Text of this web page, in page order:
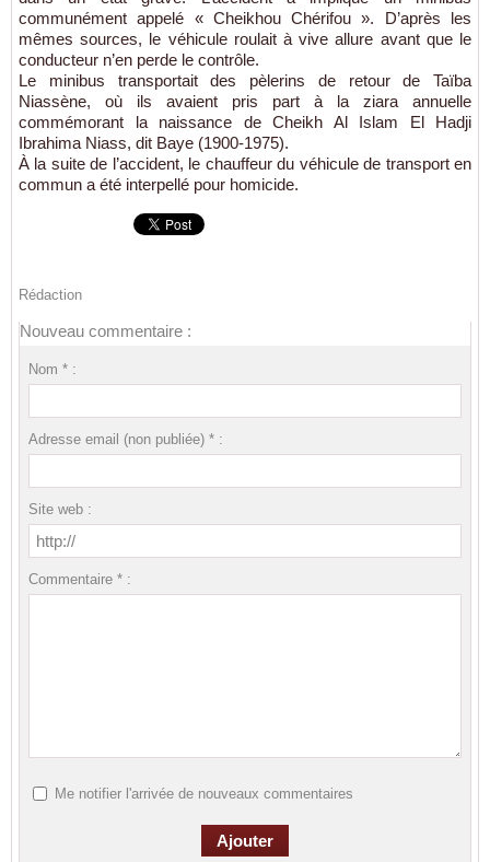
communément appelé « Cheikhou Chérifou ». D’après les
mêmes sources, le véhicule roulait à vive allure avant que le
conducteur n’en perde le contrôle.
Le minibus transportait des pèlerins de retour de Taïba
Niassène, où ils avaient pris part à la ziara annuelle
commémorant la naissance de Cheikh Al Islam El Hadji
Ibrahima Niass, dit Baye (1900-1975).
À la suite de l’accident, le chauffeur du véhicule de transport en
commun a été interpellé pour homicide.
Rédaction
Nouveau commentaire :
Nom * :
Adresse email (non publiée) * :
Site web :
Commentaire * :
Me notifier l'arrivée de nouveaux commentaires